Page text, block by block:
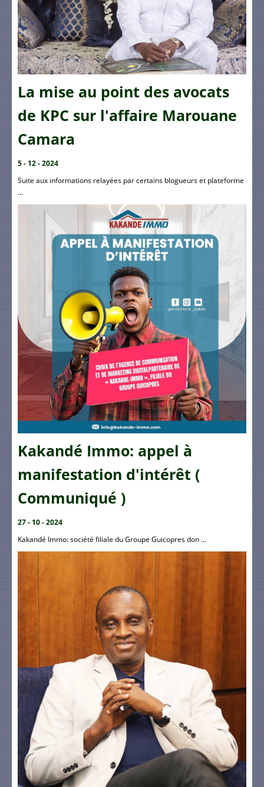
La mise au point des avocats
de KPC sur l'affaire Marouane
Camara
5 - 12 - 2024
Suite aux informations relayées par certains blogueurs et plateforme
...
Kakandé Immo: appel à
manifestation d'intérêt (
Communiqué )
27 - 10 - 2024
Kakandé Immo: société filiale du Groupe Guicopres don ...